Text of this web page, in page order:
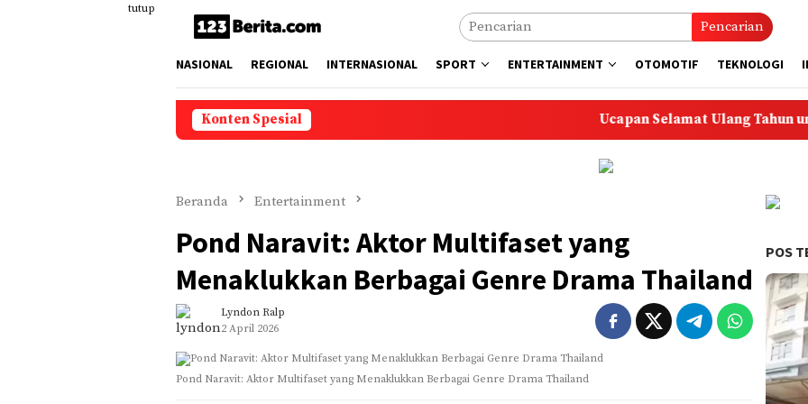
tutup
Pencarian
NASIONAL REGIONAL INTERNASIONAL SPORT ENTERTAINMENT OTOMOTIF TEKNOLOGI
Konten Spesial Ucapan Selamat Ulang Tahun untuk Anak:
Beranda Entertainment
Pond Naravit: Aktor Multifaset yang
Menaklukkan Berbagai Genre Drama Thailand
Lyndon Ralp
2 April 2026
Pond Naravit: Aktor Multifaset yang Menaklukkan Berbagai Genre Drama Thailand
POS